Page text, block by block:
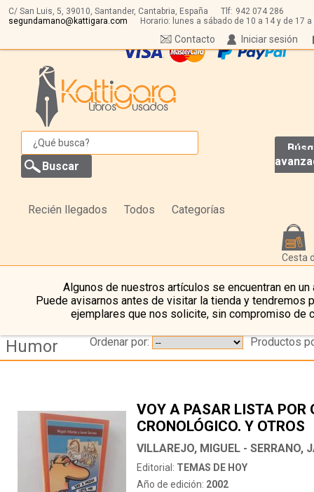
C/ San Luis, 5, 39010, Santander, Cantabria, España Tlf: 942 074 286
segundamano@kattigara.com
Horario: lunes a sábado de 10 a 14 y de 17 a
Iniciar sesión
Contacto
Recién llegados Todos Categorías
Cesta
Algunos de nuestros artículos se encuentran en un
Puede avisarnos antes de visitar la tienda y tendremos
ejemplares que nos solicite, sin compromiso de
Humor Productos
Ordenar por:
VOY A PASAR LISTA POR
CRONOLÓGICO. Y OTROS
DISPARATES DE LOS
VILLAREJO, MIGUEL - SERRANO,
Editorial: TEMAS DE HOY
Año de edición: 2002